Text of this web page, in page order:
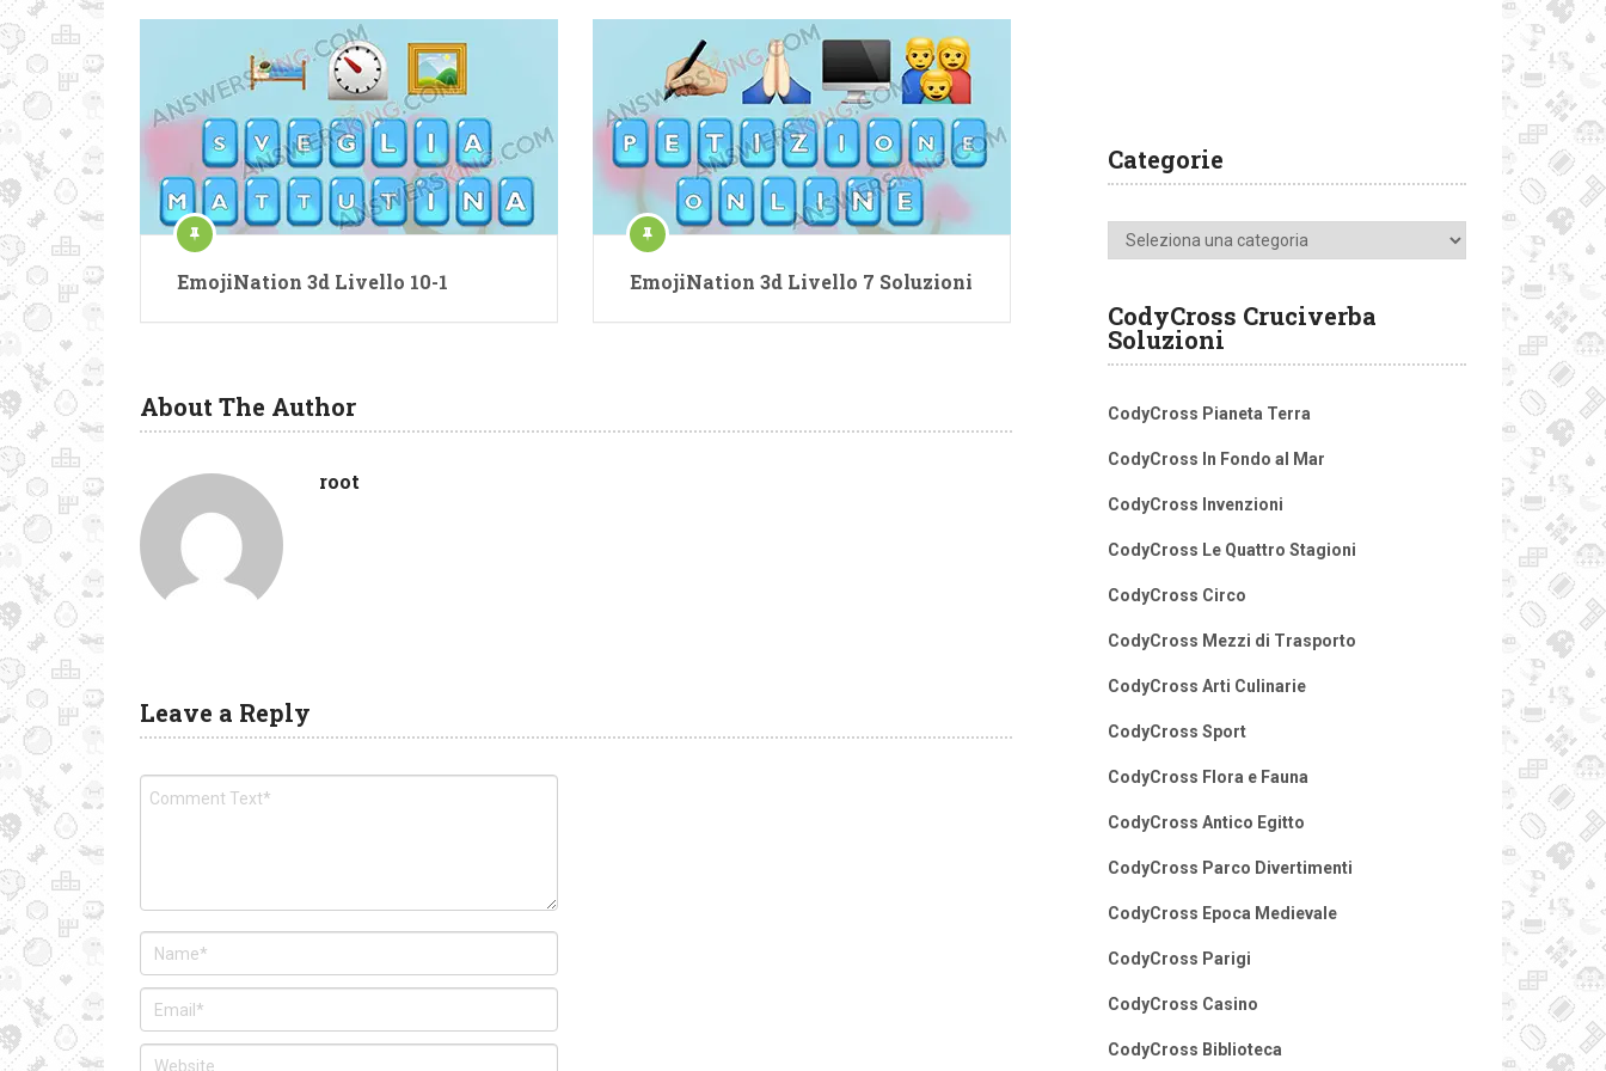
EmojiNation 3d Livello 10-1 EmojiNation 3d Livello 7 Soluzioni
About The Author
root
Leave a Reply
Categorie
Categorie
CodyCross Cruciverba
Soluzioni
CodyCross Pianeta Terra
CodyCross In Fondo al Mar
CodyCross Invenzioni
CodyCross Le Quattro Stagioni
CodyCross Circo
CodyCross Mezzi di Trasporto
CodyCross Arti Culinarie
CodyCross Sport
CodyCross Flora e Fauna
CodyCross Antico Egitto
CodyCross Parco Divertimenti
CodyCross Epoca Medievale
CodyCross Parigi
CodyCross Casino
CodyCross Biblioteca